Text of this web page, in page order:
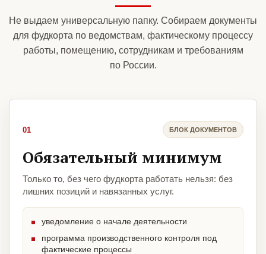
Не выдаем универсальную папку. Собираем документы
для фудкорта по ведомствам, фактическому процессу
работы, помещению, сотрудникам и требованиям
по России.
01 БЛОК ДОКУМЕНТОВ
Обязательный минимум
Только то, без чего фудкорта работать нельзя: без
лишних позиций и навязанных услуг.
уведомление о начале деятельности
программа производственного контроля под
фактические процессы